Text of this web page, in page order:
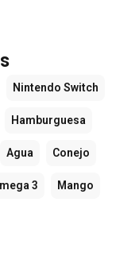
Nintendo Switch
Hamburguesa
Agua Conejo
3 Mango